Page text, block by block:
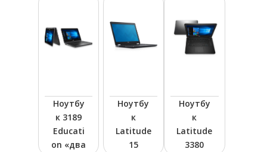
Ноутбу
к 3189
Educati
on «два
Ноутбу
к
Latitude
15
Ноутбу
к
Latitude
3380